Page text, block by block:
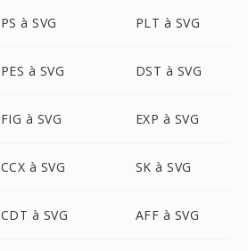
PS à SVG PLT à SVG
PES à SVG DST à SVG
FIG à SVG EXP à SVG
CCX à SVG SK à SVG
CDT à SVG AFF à SVG